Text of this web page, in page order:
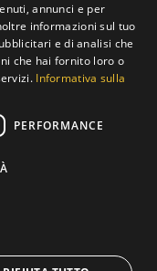
2020
ENGLISH
SPANISH
FRENCH
annunci e per
informazioni sul tuo
e di analisi che
che hai fornito loro o
Informativa sulla
PERFORMANCE